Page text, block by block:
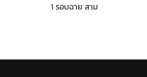
1 รอบฉาย สาม